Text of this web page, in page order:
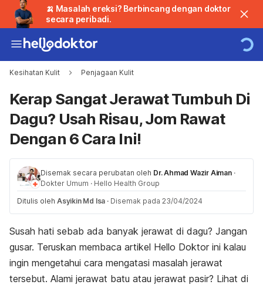
🍌 Masalah ereksi? Berbincang dengan doktor
secara peribadi.
Kesihatan Kulit Penjagaan Kulit
Kerap Sangat Jerawat Tumbuh Di
Dagu? Usah Risau, Jom Rawat
Dengan 6 Cara Ini!
Disemak secara perubatan oleh Dr. Ahmad Wazir Aiman ·
Dokter Umum · Hello Health Group
Ditulis oleh Asyikin Md Isa · Disemak pada 23/04/2024
Susah hati sebab ada banyak jerawat di dagu? Jangan
gusar. Teruskan membaca artikel Hello Doktor ini kalau
ingin mengetahui cara mengatasi masalah jerawat
tersebut. Alami jerawat batu atau jerawat pasir? Lihat di